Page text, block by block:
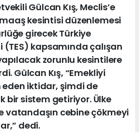
Gülcan Kış, Meclis’e
kesintisi düzenlemesi
girecek Türkiye
(TES) kapsamında çalışan
zorunlu kesintilere
Gülcan Kış, “Emekliyi
eden iktidar, şimdi de
bir sistem getiriyor. Ülke
vatandaşın cebine çökmeyi
dedi.